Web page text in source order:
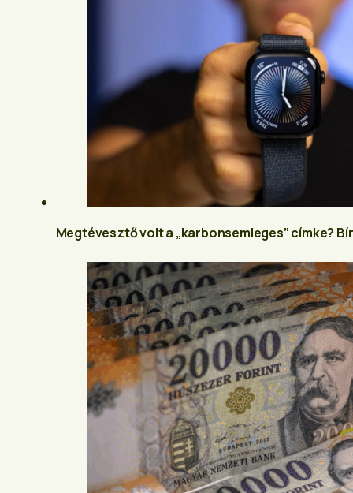
Megtévesztő volt a „karbonsemleges” címke?